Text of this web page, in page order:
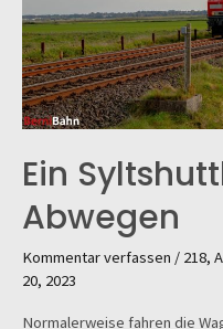
Ein
Abwegen
Kommentar verfassen / 218,
20, 2023
Normalerweise fahren die